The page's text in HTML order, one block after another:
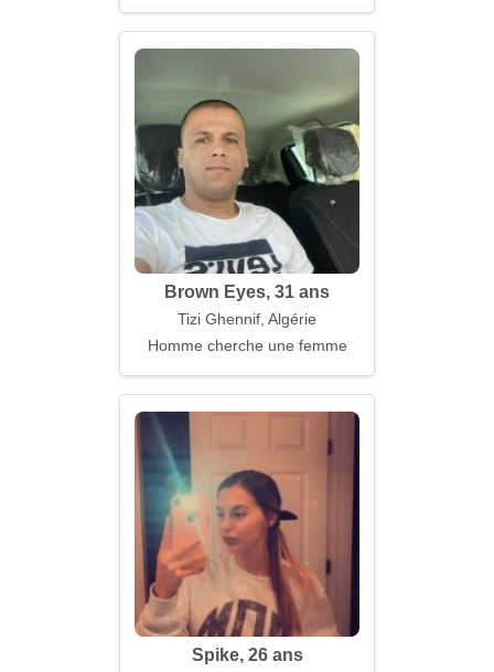
Brown Eyes, 31 ans
Tizi Ghennif, Algérie
Homme cherche une femme
Spike, 26 ans